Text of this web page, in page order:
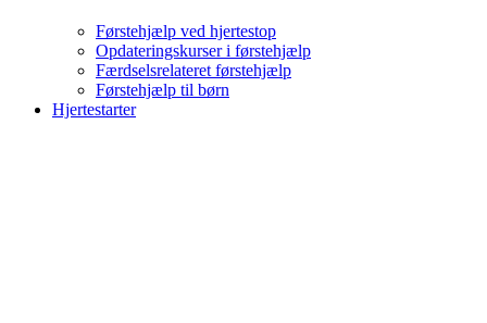
Førstehjælp ved hjertestop
Opdateringskurser i førstehjælp
Færdselsrelateret førstehjælp
Førstehjælp til børn
Hjertestarter